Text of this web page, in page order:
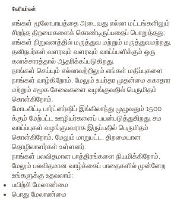
கேரியர்கள்
எங்கள் மூலோபாயத்தை அடைவது எல்லா மட்டங்களிலும்
சிறந்த திறமைகளைக் கொண்டிருப்பதைப் பொறுத்தது;
எங்கள் நிறுவனத்தில் மருத்துவ மற்றும் மருத்துவமற்றது,
தனிநபர்கள் வளரவும் வளரவும் வாய்ப்பளிக்கும் ஒரு
கலாச்சாரத்தால் ஆதரிக்கப்படுகிறது.
நாங்கள் செய்யும் எல்லாவற்றிலும் எங்கள் மதிப்புகளை
நாங்கள் வாழ்கிறோம், மேலும் உயர்தர முதன்மை சுகாதார
மற்றும் சமூக சேவைகளை வழங்குவதில் பெருமிதம்
கொள்கிறோம்.
மோடலிட்டி பார்ட்னர்ஷிப் இங்கிலாந்து முழுவதும் 1500
க்கும் மேற்பட்ட ஊழியர்களைப் பயன்படுத்துகிறது. சம
வாய்ப்புகள் வழங்குபவராக இருப்பதில் பெருமிதம்
கொள்கிறோம், மேலும் மாறுபட்ட, திறமையான
தொழிலாளர்கள் உள்ளனர்.
நாங்கள் பலவிதமான பாத்திரங்களை நியமிக்கிறோம்,
மேலும் பலவிதமான வாழ்க்கைப் பாதைகளில் முன்னேற
உங்களுக்கு உதவலாம்:
பயிற்சி மேலாண்மை
பொது மேலாண்மை